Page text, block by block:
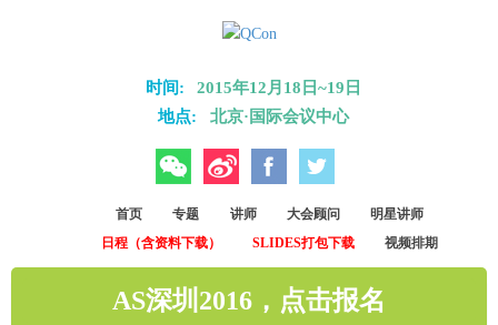
时间:
2015年12月18日~19日
地点:
北京·国际会议中心
微信 微博 Facebook
首页 专题 讲师 大会顾问
明星讲师
日程（含资料下载）
SLIDES打包下载 视频排期
AS深圳2016，点击报名